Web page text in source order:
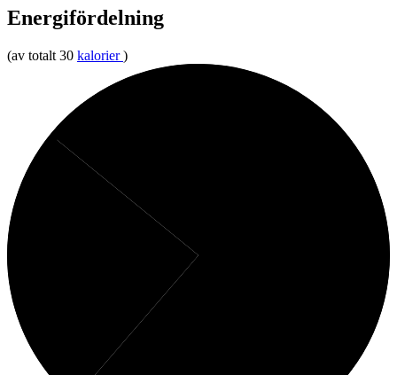
Energifördelning
(av totalt 30 kalorier )